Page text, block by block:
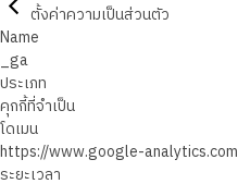
ตั้งค่าความเป็นส่วนตัว
Name
_ga
ประเภท
คุกกี้ที่จำเป็น
โดเมน
https://www.google-analytics.com
ระยะเวลา